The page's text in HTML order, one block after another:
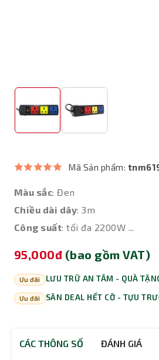
Mã Sản phẩm:
Màu sắc: Đen
Chiều dài dây: 3m
Công suất: tối đa 2200W ...
95,000đ (bao gồm VAT)
Ưu đãi LƯU TRỮ AN TÂM - QUÀ
Ưu đãi SĂN DEAL HẾT CỠ - TỰU
CÁC THÔNG SỐ ĐÁNH GIÁ